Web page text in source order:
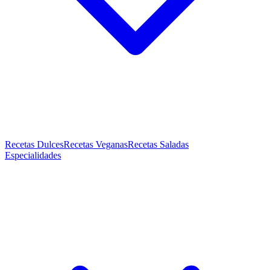
Recetas DulcesRecetas VeganasRecetas Saladas
Especialidades